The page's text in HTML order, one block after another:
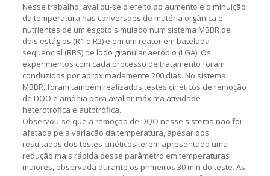
Nesse trabalho, avaliou-se o efeito do aumento e diminuição
da temperatura nas conversões de matéria orgânica e
nutrientes de um esgoto simulado num sistema MBBR de
dois estágios (R1 e R2) e em um reator em batelada
sequencial (RBS) de lodo granular aeróbio (LGA). Os
experimentos com cada processo de tratamento foram
conduzidos por aproximadamente 200 dias. No sistema
MBBR, foram também realizados testes cinéticos de remoção
de DQO e amônia para avaliar máxima atividade
heterotrófica e autotrófica.
Observou-se que a remoção de DQO nesse sistema não foi
afetada pela variação da temperatura, apesar dos
resultados dos testes cinéticos terem apresentado uma
redução mais rápida desse parâmetro em temperaturas
maiores, observada durante os primeiros 30 min do teste. As